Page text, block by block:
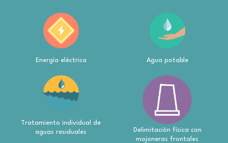
Energía eléctrica Agua potable
Tratamiento individual de
aguas residuales
Delimitación física con
mojoneras frontales